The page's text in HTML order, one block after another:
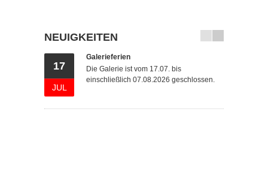
NEUIGKEITEN
17
JUL
Galerieferien
Die Galerie ist vom 17.07. bis
einschließlich 07.08.2026 geschlossen.